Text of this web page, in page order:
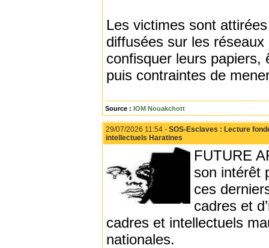
Les victimes sont
diffusées sur les
confisquer leurs papiers,
puis contraintes de
Source : IOM Nouakchott
29/07/2026 11:54 - SOS-Esclaves : Lecture
intellectuels Haratines
FUTURE
son intérêt
ces
cadres et
cadres et intellectuels
nationales.